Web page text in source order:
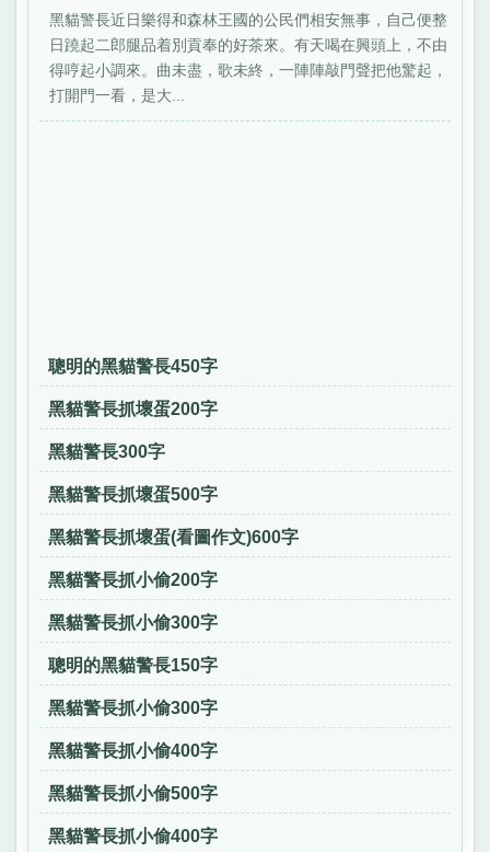
黑貓警長近日樂得和森林王國的公民們相安無事，自己便整
日蹺起二郎腿品着別貢奉的好茶來。有天喝在興頭上，不由
得哼起小調來。曲未盡，歌未終，一陣陣敲門聲把他驚起，
打開門一看，是大...
聰明的黑貓警長450字
黑貓警長抓壞蛋200字
黑貓警長300字
黑貓警長抓壞蛋500字
黑貓警長抓壞蛋(看圖作文)600字
黑貓警長抓小偷200字
黑貓警長抓小偷300字
聰明的黑貓警長150字
黑貓警長抓小偷300字
黑貓警長抓小偷400字
黑貓警長抓小偷500字
黑貓警長抓小偷400字